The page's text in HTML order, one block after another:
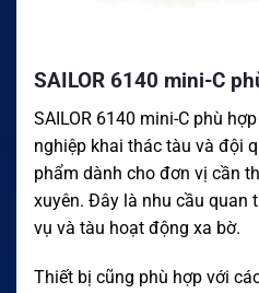
SAILOR 6140 mini-C
SAILOR 6140 mini-C phù
nghiệp khai thác tàu và đội
phẩm dành cho đơn vị cần
xuyên. Đây là nhu cầu quan
vụ và tàu hoạt động xa bờ.
Thiết bị cũng phù hợp với